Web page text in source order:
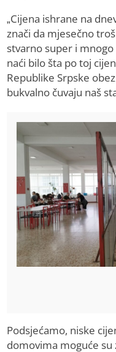
„Cijena ishrane na
znači da mjesečno
stvarno super i
naći bilo šta po toj
Republike Srpske
bukvalno čuvaju naš
Podsjećamo, niske
domovima moguće su